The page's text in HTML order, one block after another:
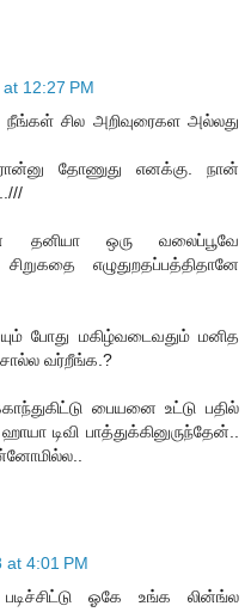
12:27 PM
சில அறிவுரைகள அல்லது
தோணுது எனக்கு. நான்
தனியா ஒரு வலைப்பூவே
எழுதுறதப்பத்திதானே
போது மகிழ்வடைவதும் மனித
வர்றீங்க.?
பையனை உட்டு பதில்
டிவி பாத்துக்கினுருந்தேன்..
at 4:01 PM
ஓகே உங்க‌ லின்ங்ல‌